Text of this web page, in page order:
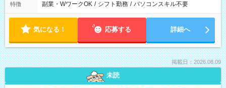
特徴 副業・WワークOK / シフト勤務 / パソコンスキル不要
気になる！ 応募する 詳細へ
掲載日：2026.08.09
未読